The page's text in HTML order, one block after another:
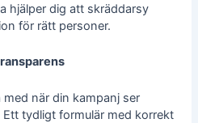
hjälper dig att skräddarsy
för rätt personer.
när din kampanj ser
tydligt formulär med korrekt